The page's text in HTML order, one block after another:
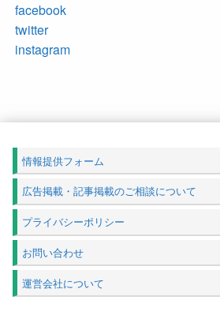
facebook
twitter
instagram
情報提供フォーム
広告掲載・記事掲載のご相談について
プライバシーポリシー
お問い合わせ
運営会社について